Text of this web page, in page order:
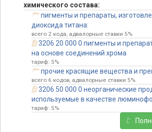
химического состава:
пигменты и препараты,
диоксида титана:
всего 2 кода, адвалорные ставки 5%
3206 20 000 0 пигменты и
на основе соединений хрома
тариф: 5%
прочие красящие вещества и
всего 6 кодов, адвалорные ставки 5%
3206 50 000 0 неорганические
используемые в качестве
тариф: 5%